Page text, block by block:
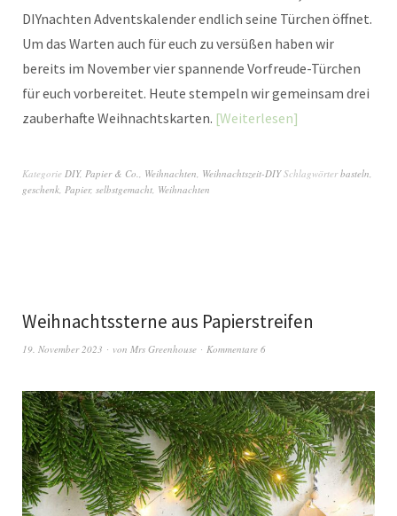
DIYnachten Adventskalender endlich seine Türchen öffnet.
Um das Warten auch für euch zu versüßen haben wir
bereits im November vier spannende Vorfreude-Türchen
für euch vorbereitet. Heute stempeln wir gemeinsam drei
zauberhafte Weihnachtskarten. Weiterlesen
Kategorie DIY, Papier & Co., Weihnachten, Weihnachtszeit-DIY Schlagwörterbasteln,
geschenk, Papier, selbstgemacht, Weihnachten
Weihnachtssterne aus Papierstreifen
19. November 2023 von Mrs Greenhouse Kommentare 6